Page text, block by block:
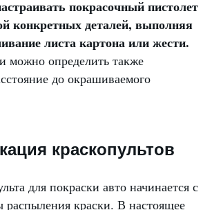
покрасочный пистолет
конкретных деталей, выполняя
листа картона или жести.
можно определить также
до окрашиваемого
краскопультов
для покраски авто начинается с
распыления краски. В настоящее